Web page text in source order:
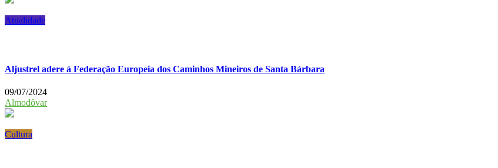
Atualidade
Aljustrel adere à Federação Europeia dos Caminhos Mineiros de Santa Bárbara
09/07/2024
Almodôvar
Cultura